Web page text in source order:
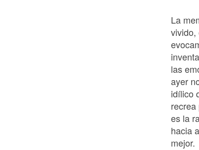
La
vivido,
las
ayer
idílico
es la
hacia
mejor.